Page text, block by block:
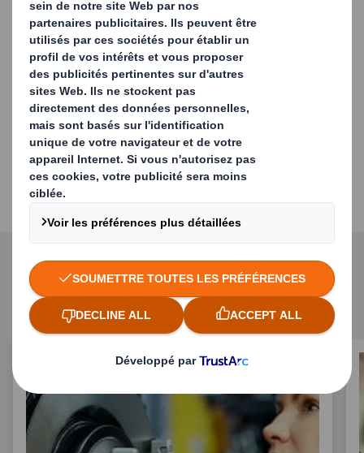
la revalorisation de vos matériaux
Nous travaillons avec vous pour assurer la
conformité environnementale de votre
entreprise.
Assurer des services de collecte adaptés,
fiables et compétitifs, mettant à votre
disposition un interlocuteur unique pour tous
vos besoins en matière de gestion, de recyclage
et de valorisation des déchets
Services de recyclage